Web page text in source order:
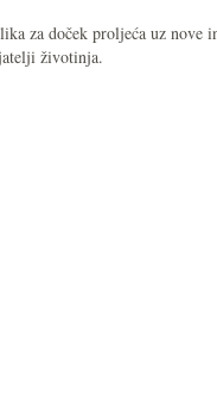
za doček proljeća uz nove
životinja.